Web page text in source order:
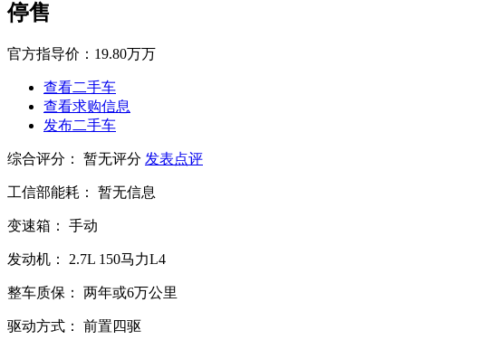
停售
官方指导价： 19.80万万
查看二手车
查看求购信息
发布二手车
综合评分： 暂无评分 发表点评
工信部能耗： 暂无信息
变速箱： 手动
发动机： 2.7L 150马力L4
整车质保： 两年或6万公里
驱动方式： 前置四驱